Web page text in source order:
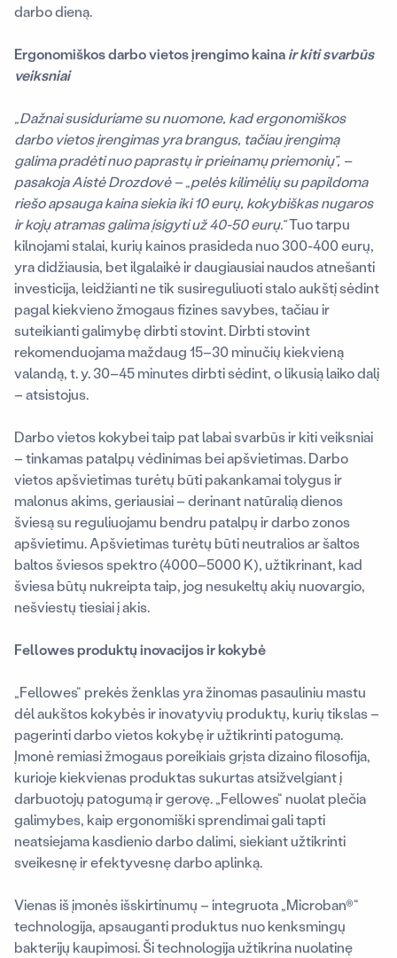
darbo dieną.
Ergonomiškos darbo vietos įrengimo kainair kiti svarbūs
veiksniai
„Dažnai susiduriame su nuomone, kad ergonomiškos
darbo vietos įrengimas yra brangus, tačiau įrengimą
galima pradėti nuo paprastų ir prieinamų priemonių”, –
pasakoja Aistė Drozdovė– „pelės kilimėlių su papildoma
riešo apsauga kaina siekia iki 10 eurų, kokybiškas nugaros
ir kojų atramas galima įsigyti už 40-50 eurų.“Tuo tarpu
kilnojami stalai, kurių kainos prasideda nuo 300-400 eurų,
yra didžiausia, bet ilgalaikė ir daugiausiai naudos atnešanti
investicija, leidžianti ne tik susireguliuoti stalo aukštį sėdint
pagal kiekvieno žmogaus fizines savybes, tačiau ir
suteikianti galimybę dirbti stovint. Dirbti stovint
rekomenduojama maždaug 15–30 minučių kiekvieną
valandą, t. y. 30–45 minutes dirbti sėdint, o likusią laiko dalį
– atsistojus.
Darbo vietos kokybei taip pat labai svarbūs ir kiti veiksniai
– tinkamas patalpų vėdinimas bei apšvietimas. Darbo
vietos apšvietimas turėtų būti pakankamai tolygus ir
malonus akims, geriausiai – derinant natūralią dienos
šviesą su reguliuojamu bendru patalpų ir darbo zonos
apšvietimu. Apšvietimas turėtų būti neutralios ar šaltos
baltos šviesos spektro (4000–5000 K), užtikrinant, kad
šviesa būtų nukreipta taip, jog nesukeltų akių nuovargio,
nešviestų tiesiai į akis.
Fellowes produktų inovacijos ir kokybė
„Fellowes“ prekės ženklas yra žinomas pasauliniu mastu
dėl aukštos kokybės ir inovatyvių produktų, kurių tikslas –
pagerinti darbo vietos kokybę ir užtikrinti patogumą.
Įmonė remiasi žmogaus poreikiais grįsta dizaino filosofija,
kurioje kiekvienas produktas sukurtas atsižvelgiant į
darbuotojų patogumą ir gerovę. „Fellowes“ nuolat plečia
galimybes, kaip ergonomiški sprendimai gali tapti
neatsiejama kasdienio darbo dalimi, siekiant užtikrinti
sveikesnę ir efektyvesnę darbo aplinką.
Vienas iš įmonės išskirtinumų – integruota „Microban®“
technologija, apsauganti produktus nuo kenksmingų
bakterijų kaupimosi. Ši technologija užtikrina nuolatinę